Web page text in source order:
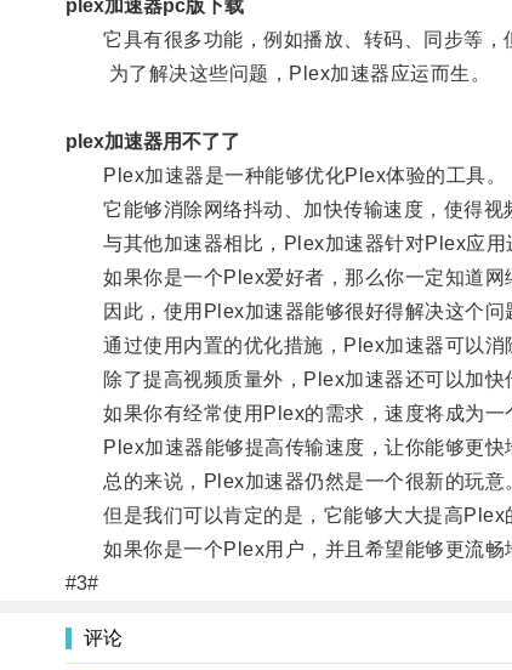
plex加速器pc版下载
它具有很多功能，例如播放、转码、同步等，
为了解决这些问题，Plex加速器应运而生。
plex加速器用不了了
Plex加速器是一种能够优化Plex体验的工具。
它能够消除网络抖动、加快传输速度，使得视
与其他加速器相比，Plex加速器针对Plex应用
如果你是一个Plex爱好者，那么你一定知道网
因此，使用Plex加速器能够很好得解决这个问
通过使用内置的优化措施，Plex加速器可以消
除了提高视频质量外，Plex加速器还可以加快
如果你有经常使用Plex的需求，速度将成为一
Plex加速器能够提高传输速度，让你能够更快
总的来说，Plex加速器仍然是一个很新的玩意
但是我们可以肯定的是，它能够大大提高Plex
如果你是一个Plex用户，并且希望能够更流畅
#3#
评论